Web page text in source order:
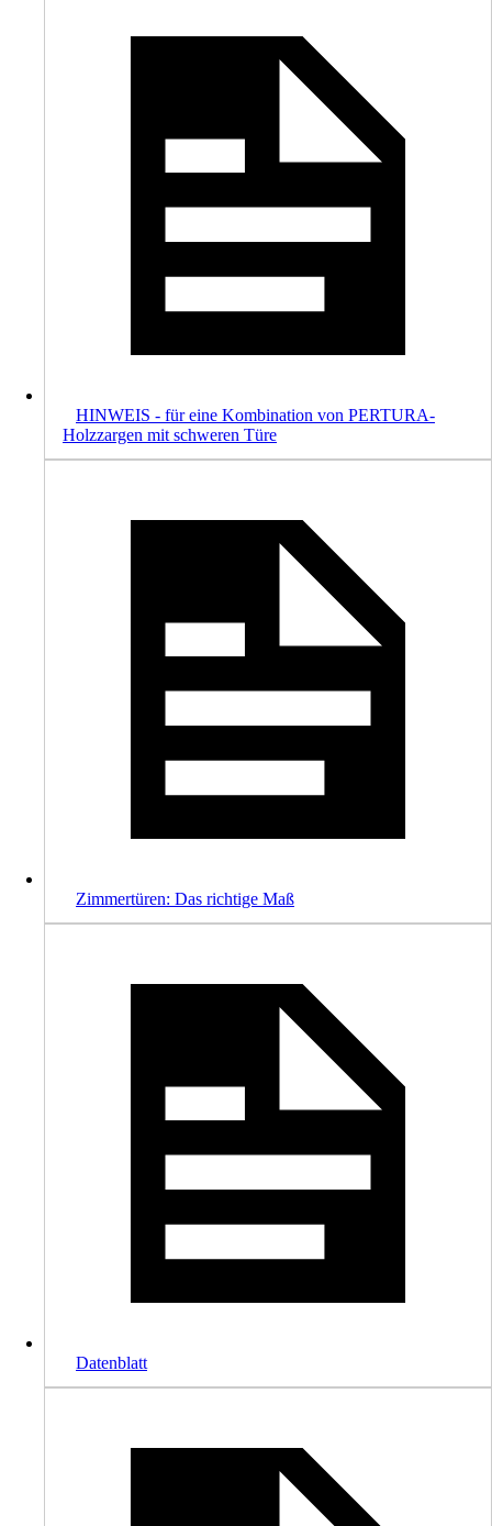
HINWEIS - für eine Kombination von PERTURA-
Holzzargen mit schweren Türe
Zimmertüren: Das richtige Maß
Datenblatt